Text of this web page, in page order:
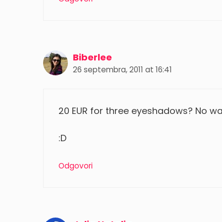
Biberlee
26 septembra, 2011 at 16:41
20 EUR for three eyeshadows? No
:D
Odgovori